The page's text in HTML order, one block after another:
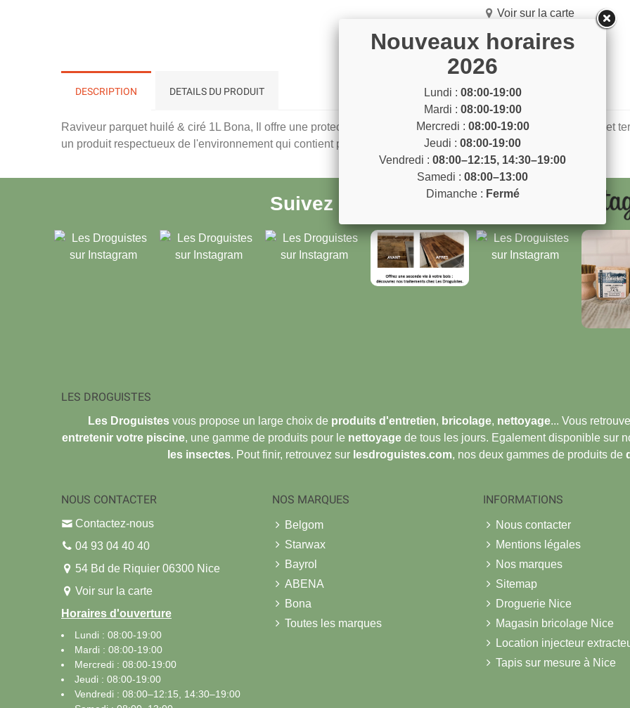
Voir sur la carte
DESCRIPTION DETAILS DU PRODUIT
Raviveur parquet huilé & ciré 1L Bona, Il offre une protection durable et donne un nouvel éclat aux sols huilés et
un produit respectueux de l'environnement qui contient peu de solvants.
Suivez @lesdroguistesnice
LES DROGUISTES
Les Droguistesvous propose un large choix de produits d'entretien, bricolage, nettoyage... Vous
entretenir votre piscine, une gamme de produits pour le nettoyage de tous les jours. Egalement disponible sur
les insectes. Pout finir, retrouvez sur lesdroguistes.com, nos deux gammes de produits de
NOUS CONTACTER
Contactez-nous
04 93 04 40 40
54 Bd de Riquier 06300 Nice
Voir sur la carte
Horaires d'ouverture
Lundi : 08:00-19:00
Mardi : 08:00-19:00
Mercredi : 08:00-19:00
Jeudi : 08:00-19:00
Vendredi : 08:00–12:15, 14:30–19:00
NOS MARQUES
Belgom
Starwax
Bayrol
ABENA
Bona
Toutes les marques
INFORMATIONS
Nous contacter
Mentions légales
Nos marques
Sitemap
Droguerie Nice
Magasin bricolage Nice
Location injecteur
Tapis sur mesure à Nice
Nouveaux horaires
2026
Lundi : 08:00-19:00
Mardi : 08:00-19:00
Mercredi : 08:00-19:00
Jeudi : 08:00-19:00
Vendredi : 08:00–12:15, 14:30–19:00
Samedi : 08:00–13:00
Dimanche : Fermé